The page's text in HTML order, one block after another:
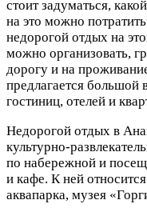
стоит задуматься,
на это можно
недорогой отдых на
можно организовать,
дорогу и на
предлагается
гостиниц, отелей и
Недорогой отдых в
культурно-
по набережной и
и кафе. К ней
аквапарка, музея